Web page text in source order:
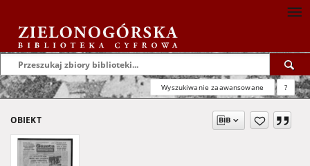
Wyszukiwanie zaawansowane ?
OBIEKT